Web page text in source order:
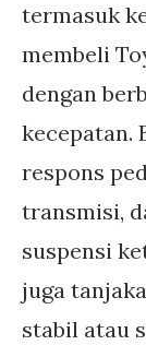
termasuk
membeli
dengan
kecepatan.
respons
transmisi,
suspensi
juga
stabil atau